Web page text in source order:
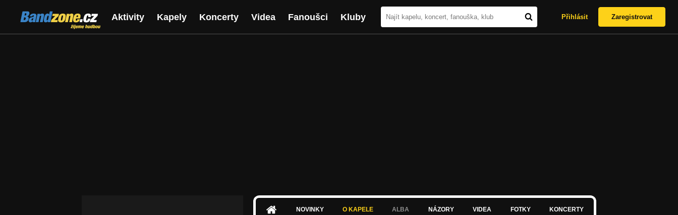
Bandzone.cz
žijeme hudbou
Aktivity Kapely Koncerty Videa Fanoušci Kluby Přihlásit Zaregistrovat
NOVINKY O KAPELE ALBA NÁZORY VIDEA FOTKY KONCERTY